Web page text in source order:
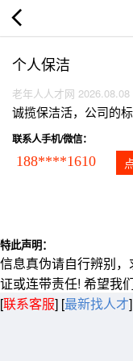
个人保洁
老年人人才网 2026.08.08
诚揽保洁活，公司的
联系人手机/微信：
188****1610
特此声明：
信息真伪请自行辨别
证或连带责任! 希望我
[联系客服] [最新找人才]